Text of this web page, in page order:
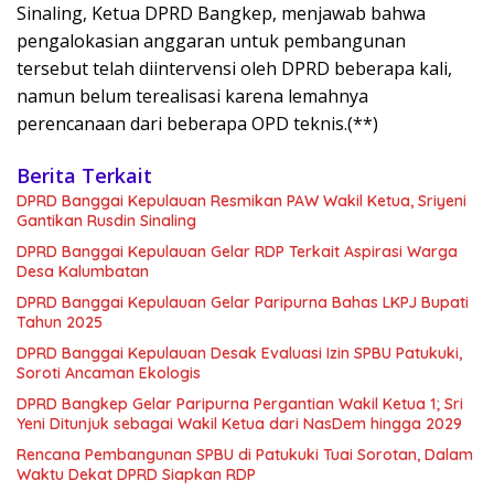
Sinaling, Ketua DPRD Bangkep, menjawab bahwa
pengalokasian anggaran untuk pembangunan
tersebut telah diintervensi oleh DPRD beberapa kali,
namun belum terealisasi karena lemahnya
perencanaan dari beberapa OPD teknis.(**)
Berita Terkait
DPRD Banggai Kepulauan Resmikan PAW Wakil Ketua, Sriyeni
Gantikan Rusdin Sinaling
DPRD Banggai Kepulauan Gelar RDP Terkait Aspirasi Warga
Desa Kalumbatan
DPRD Banggai Kepulauan Gelar Paripurna Bahas LKPJ Bupati
Tahun 2025
DPRD Banggai Kepulauan Desak Evaluasi Izin SPBU Patukuki,
Soroti Ancaman Ekologis
DPRD Bangkep Gelar Paripurna Pergantian Wakil Ketua 1; Sri
Yeni Ditunjuk sebagai Wakil Ketua dari NasDem hingga 2029
Rencana Pembangunan SPBU di Patukuki Tuai Sorotan, Dalam
Waktu Dekat DPRD Siapkan RDP